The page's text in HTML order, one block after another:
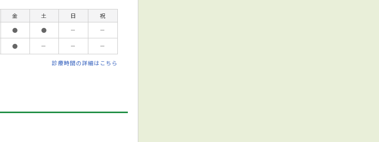
金 土 日
祝
● ● －
－
● － － －
診療時間の詳細はこちら